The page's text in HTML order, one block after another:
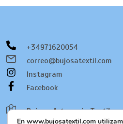
+34971620054
correo@bujosatextil.com
Instagram
Facebook
En www.bujosatextil.com